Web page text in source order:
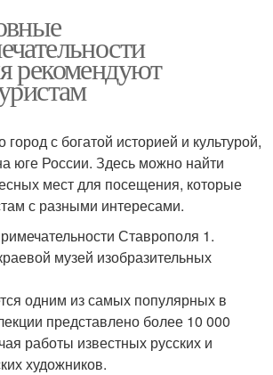
рекомендуют
с богатой историей и культурой,
юге России. Здесь можно найти
мест для посещения, которые
с разными интересами.
Ставрополя 1.
музей изобразительных
одним из самых популярных в
представлено более 10 000
работы известных русских и
художников.